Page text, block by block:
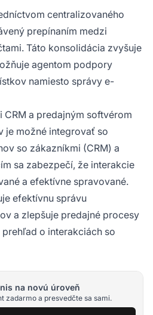
centralizovaného
prepínaním medzi
Táto konsolidácia zvyšuje
agentom podpory
namiesto správy e-
CRM a predajným softvérom
je možné integrovať so
so zákazníkmi (CRM) a
sa zabezpečí, že interakcie
a efektívne spravované.
efektívnu správu
a zlepšuje predajné procesy
o interakciách so
na novú úroveň
zadarmo a presvedčte sa sami.